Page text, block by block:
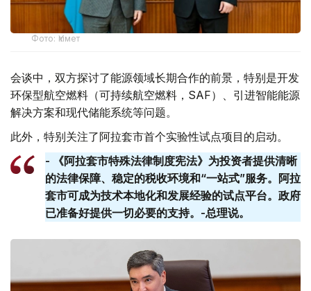
Фото: Үкімет
会谈中，双方探讨了能源领域长期合作的前景，特别是开发
环保型航空燃料（可持续航空燃料，SAF）、引进智能能源
解决方案和现代储能系统等问题。
此外，特别关注了阿拉套市首个实验性试点项目的启动。
- 《阿拉套市特殊法律制度宪法》为投资者提供清晰
的法律保障、稳定的税收环境和“一站式”服务。阿拉
套​​市可成为技术本地化和发展经验的试点平台。政府
已准备好提供一切必要的支持。-总理说。